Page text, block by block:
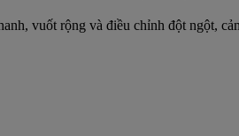
vuốt rộng và điều chỉnh đột ngột,